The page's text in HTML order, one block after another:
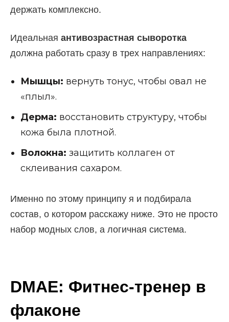
держать комплексно.
Идеальная антивозрастная сыворотка
должна работать сразу в трех направлениях:
Мышцы: вернуть тонус, чтобы овал не
«плыл».
Дерма: восстановить структуру, чтобы
кожа была плотной.
Волокна: защитить коллаген от
склеивания сахаром.
Именно по этому принципу я и подбирала
состав, о котором расскажу ниже. Это не просто
набор модных слов, а логичная система.
DMAE: Фитнес-тренер в
флаконе